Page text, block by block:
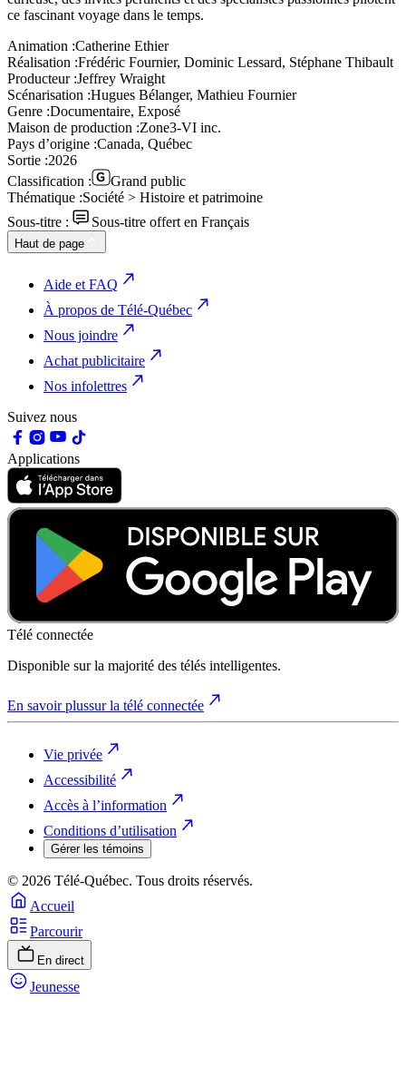
ce fascinant voyage dans le temps.
Animation :Catherine Ethier
Réalisation :Frédéric Fournier, Dominic Lessard, Stéphane Thibault
Producteur :Jeffrey Wraight
Scénarisation :Hugues Bélanger, Mathieu Fournier
Genre :Documentaire, Exposé
Maison de production :Zone3-VI inc.
Pays d’origine :Canada, Québec
Sortie :2026
Classification :
Grand public
Thématique :Société > Histoire et patrimoine
Sous-titre :
Sous-titre offert en Français
Haut de page
Aide et FAQ
À propos de Télé-Québec
Nous joindre
Achat publicitaire
Nos infolettres
Suivez nous
Applications
Télé connectée
Disponible sur la majorité des télés intelligentes.
En savoir plussur la télé connectée
Vie privée
Accessibilité
Accès à l’information
Conditions d’utilisation
Gérer les témoins
© 2026 Télé-Québec. Tous droits réservés.
Accueil
Parcourir
En direct
Jeunesse